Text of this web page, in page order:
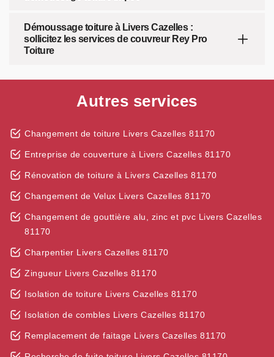
Démoussage toiture à Livers Cazelles :
sollicitez les services de couvreur Rey Pro
Toiture
Autres services
Changement de toiture Livers Cazelles 81170
Entreprise de couverture à Livers Cazelles 81170
Rénovation de toiture à Livers Cazelles 81170
Changement de Velux Livers Cazelles 81170
Changement de gouttière alu, zinc et pvc Livers Cazelles
81170
Charpentier Livers Cazelles 81170
Zingueur Livers Cazelles 81170
Isolation de toiture Livers Cazelles 81170
Isolation de combles Livers Cazelles 81170
Remplacement de faitage Livers Cazelles 81170